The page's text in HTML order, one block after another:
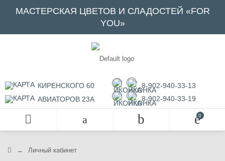
МАСТЕРСКАЯ ЦВЕТОВ И СЛАДОСТЕЙ «FOR
YOU»
КИРЕНСКОГО 60
АВИАТОРОВ 23А
8-902-940-33-13
8-902-940-33-19
→ Личный кабинет